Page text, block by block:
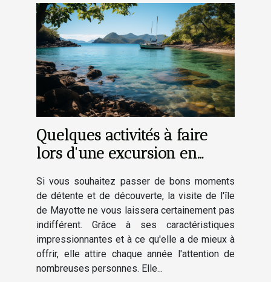
Quelques activités à faire
lors d'une excursion en
Si vous souhaitez passer de bons moments
de détente et de découverte, la visite de l'île
de Mayotte ne vous laissera certainement pas
indifférent. Grâce à ses caractéristiques
impressionnantes et à ce qu'elle a de mieux à
offrir, elle attire chaque année l'attention de
nombreuses personnes. Elle...